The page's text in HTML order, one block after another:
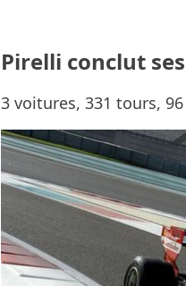
Pirelli conclut
3 voitures, 331 tours,